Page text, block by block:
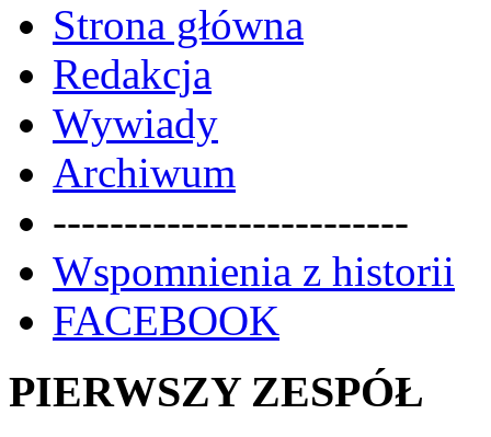
Strona główna
Redakcja
Wywiady
Archiwum
-------------------------
Wspomnienia z historii
FACEBOOK
PIERWSZY ZESPÓŁ